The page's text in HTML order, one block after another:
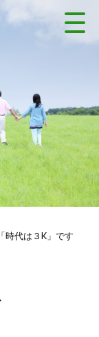
「時代は３K」です